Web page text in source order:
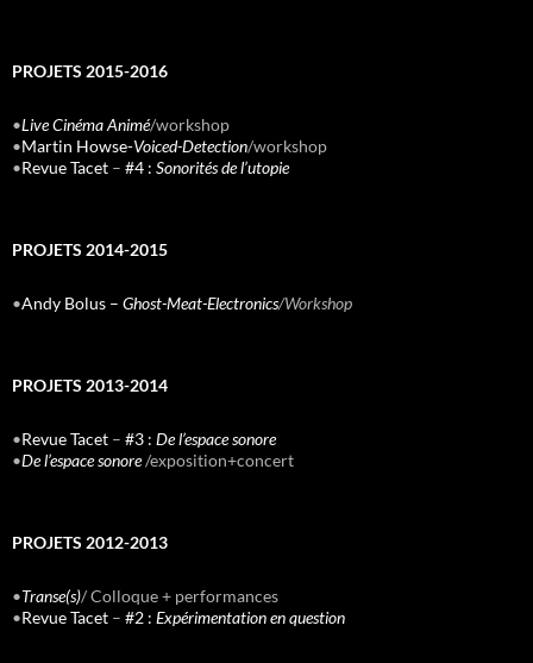
PROJETS 2015-2016
•Live Cinéma Animé/workshop
•Martin Howse-Voiced-Detection/workshop
•Revue Tacet – #4 : Sonorités de l’utopie
PROJETS 2014-2015
•Andy Bolus – Ghost-Meat-Electronics/Workshop
PROJETS 2013-2014
•Revue Tacet – #3 : De l’espace sonore
•De l’espace sonore/exposition+concert
PROJETS 2012-2013
•Transe(s)/ Colloque + performances
•Revue Tacet – #2 : Expérimentation en question